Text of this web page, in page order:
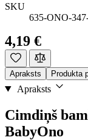
SKU
635-ONO-
4,19 €
Apraksts Produkta
Apraksts
Cimdiņš
BabyOno